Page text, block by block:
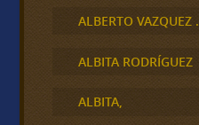
ALBERTO VAZQUEZ .
ALBITA RODRÍGUEZ
ALBITA,